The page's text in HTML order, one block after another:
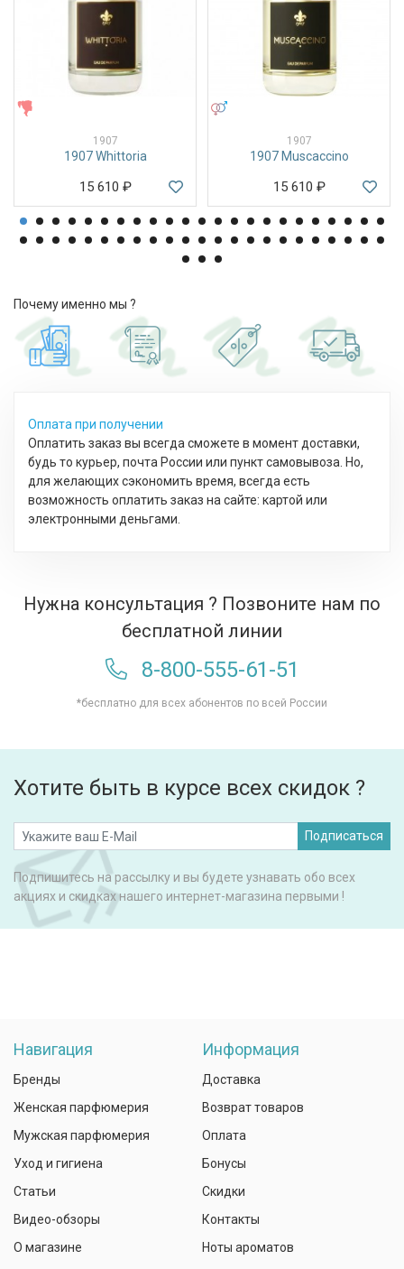
1907
1907 Whittoria
15 610 ₽
1907
1907 Muscaccino
15 610 ₽
Почему именно мы ?
Оплата при получении
Оплатить заказ вы всегда сможете в момент доставки,
будь то курьер, почта России или пункт самовывоза. Но,
для желающих сэкономить время, всегда есть
возможность оплатить заказ на сайте: картой или
электронными деньгами.
Нужна консультация ? Позвоните нам по
бесплатной линии
8-800-555-61-51
*бесплатно для всех абонентов по всей России
Хотите быть в курсе всех скидок ?
Подписаться
Подпишитесь на рассылку и вы будете узнавать обо всех
акциях и скидках нашего интернет-магазина первыми !
Навигация
Бренды
Женская парфюмерия
Мужская парфюмерия
Уход и гигиена
Статьи
Видео-обзоры
О магазине
Информация
Доставка
Возврат товаров
Оплата
Бонусы
Скидки
Контакты
Ноты ароматов